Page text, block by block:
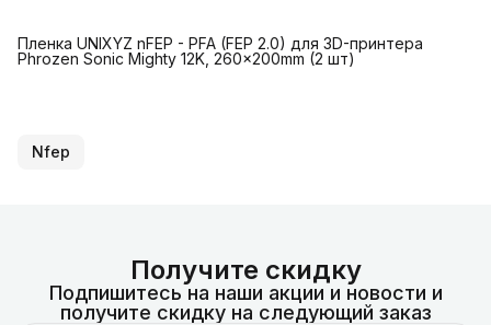
Пленка UNIXYZ nFEP - PFA (FEP 2.0) для 3D-принтера
Phrozen Sonic Mighty 12K, 260x200mm (2 шт)
Nfep
Получите скидку
Подпишитесь на наши акции и новости и
получите скидку на следующий заказ